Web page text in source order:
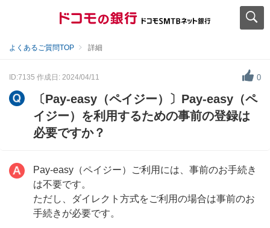
よくあるご質問TOP 詳細
ID:7135 作成日: 2024/04/11 0
〔Pay-easy（ペイジー）〕Pay-easy（ペ
イジー）を利用するための事前の登録は
必要ですか？
Pay-easy（ペイジー）ご利用には、事前のお手続き
は不要です。
ただし、ダイレクト方式をご利用の場合は事前のお
手続きが必要です。